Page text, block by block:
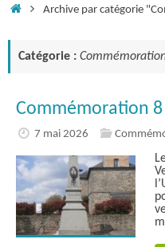
AccueilArchive par catégorie
Catégorie :
Commémoration
7 mai 2026